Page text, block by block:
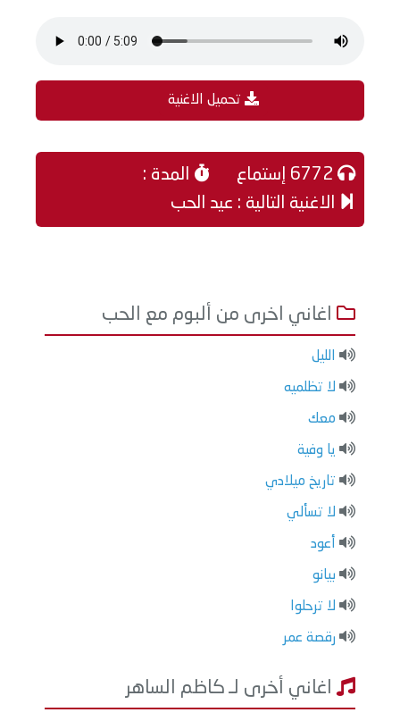
تحميل الاغنية
المدة :
الاغنية التالية : عيد الحب
اغاني اخرى من ألبوم مع الحب
الليل
لا تظلميه
معك
يا وفية
تاريخ ميلادي
لا تسألي
أعود
بيانو
لا ترحلوا
رقصة عمر
اغاني أخرى لـ كاظم الساهر